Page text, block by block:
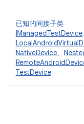
已知的间接子类
IManagedTestDevice
NativeDevice、
TestDevice